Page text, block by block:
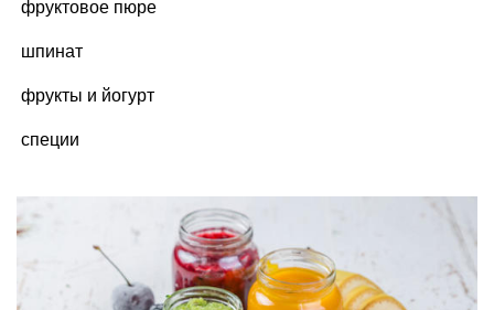
фруктовое пюре
шпинат
фрукты и йогурт
специи